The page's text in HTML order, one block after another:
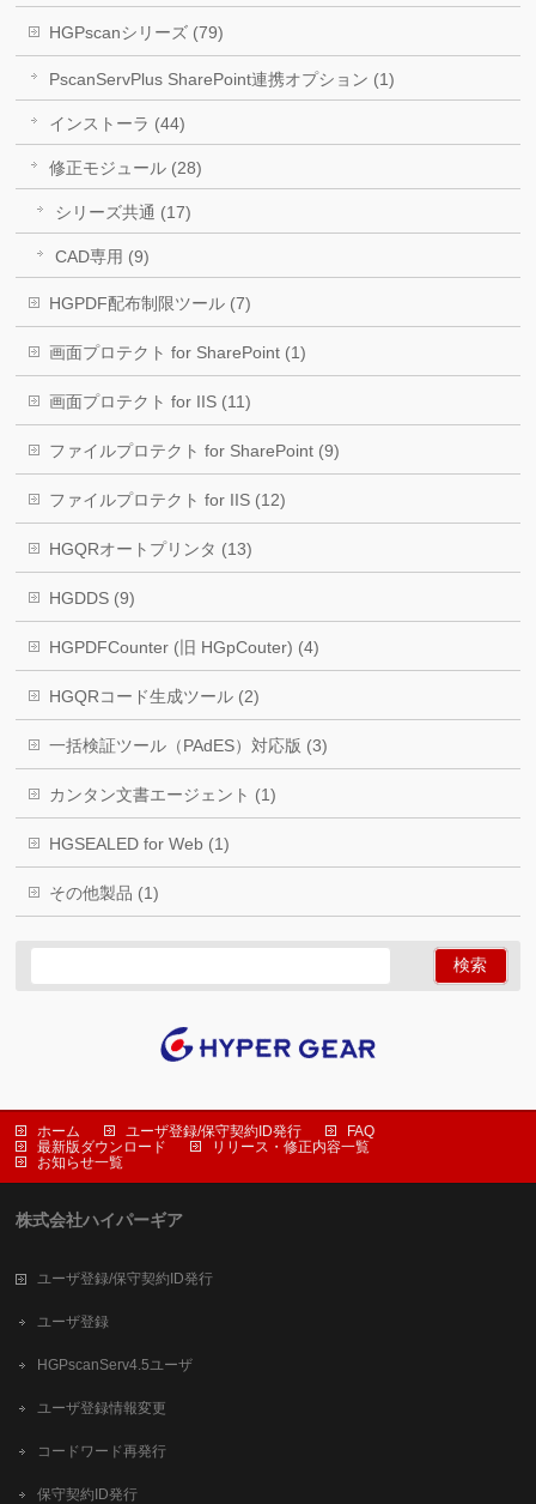
HGPscanシリーズ (79)
PscanServPlus SharePoint連携オプション (1)
インストーラ (44)
修正モジュール (28)
シリーズ共通 (17)
CAD専用 (9)
HGPDF配布制限ツール (7)
画面プロテクト for SharePoint (1)
画面プロテクト for IIS (11)
ファイルプロテクト for SharePoint (9)
ファイルプロテクト for IIS (12)
HGQRオートプリンタ (13)
HGDDS (9)
HGPDFCounter (旧 HGpCouter) (4)
HGQRコード生成ツール (2)
一括検証ツール（PAdES）対応版 (3)
カンタン文書エージェント (1)
HGSEALED for Web (1)
その他製品 (1)
ホーム ユーザ登録/保守契約ID発行
FAQ
最新版ダウンロード
リリース・修正内容一覧
お知らせ一覧
株式会社ハイパーギア
ユーザ登録/保守契約ID発行
ユーザ登録
HGPscanServ4.5ユーザ
ユーザ登録情報変更
コードワード再発行
保守契約ID発行